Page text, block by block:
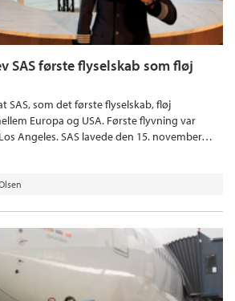
SAS første flyselskab som fløj
SAS, som det første flyselskab, fløj
Europa og USA. Første flyvning var
Angeles. SAS lavede den 15. november…